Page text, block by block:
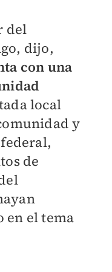
del
dijo,
con una
local
y
de
en el tema